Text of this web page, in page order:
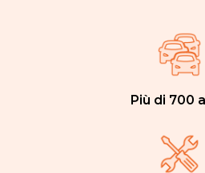
Più di 700